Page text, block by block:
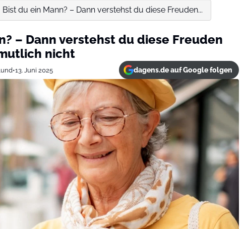
Bist du ein Mann? – Dann verstehst du diese Freuden...
– Dann verstehst du diese Freuden
nicht
•13. Juni 2025 dagens.de auf Google folgen